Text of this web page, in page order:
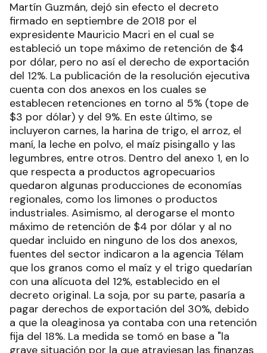
Martín Guzmán, dejó sin efecto el decreto
firmado en septiembre de 2018 por el
expresidente Mauricio Macri en el cual se
estableció un tope máximo de retención de $4
por dólar, pero no así el derecho de exportación
del 12%. La publicación de la resolución ejecutiva
cuenta con dos anexos en los cuales se
establecen retenciones en torno al 5% (tope de
$3 por dólar) y del 9%. En este último, se
incluyeron carnes, la harina de trigo, el arroz, el
maní, la leche en polvo, el maíz pisingallo y las
legumbres, entre otros. Dentro del anexo 1, en lo
que respecta a productos agropecuarios
quedaron algunas producciones de economías
regionales, como los limones o productos
industriales. Asimismo, al derogarse el monto
máximo de retención de $4 por dólar y al no
quedar incluido en ninguno de los dos anexos,
fuentes del sector indicaron a la agencia Télam
que los granos como el maíz y el trigo quedarían
con una alícuota del 12%, establecido en el
decreto original. La soja, por su parte, pasaría a
pagar derechos de exportación del 30%, debido
a que la oleaginosa ya contaba con una retención
fija del 18%. La medida se tomó en base a "la
grave situación por la que atraviesan las finanzas